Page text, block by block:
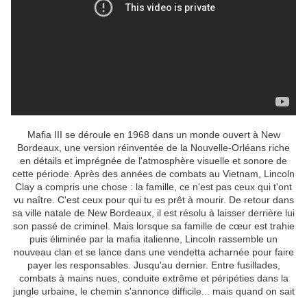
Mafia III se déroule en 1968 dans un monde ouvert à New
Bordeaux, une version réinventée de la Nouvelle-Orléans riche
en détails et imprégnée de l'atmosphère visuelle et sonore de
cette période. Après des années de combats au Vietnam, Lincoln
Clay a compris une chose : la famille, ce n'est pas ceux qui t'ont
vu naître. C'est ceux pour qui tu es prêt à mourir. De retour dans
sa ville natale de New Bordeaux, il est résolu à laisser derrière lui
son passé de criminel. Mais lorsque sa famille de cœur est trahie
puis éliminée par la mafia italienne, Lincoln rassemble un
nouveau clan et se lance dans une vendetta acharnée pour faire
payer les responsables. Jusqu'au dernier. Entre fusillades,
combats à mains nues, conduite extrême et péripéties dans la
jungle urbaine, le chemin s'annonce difficile... mais quand on sait